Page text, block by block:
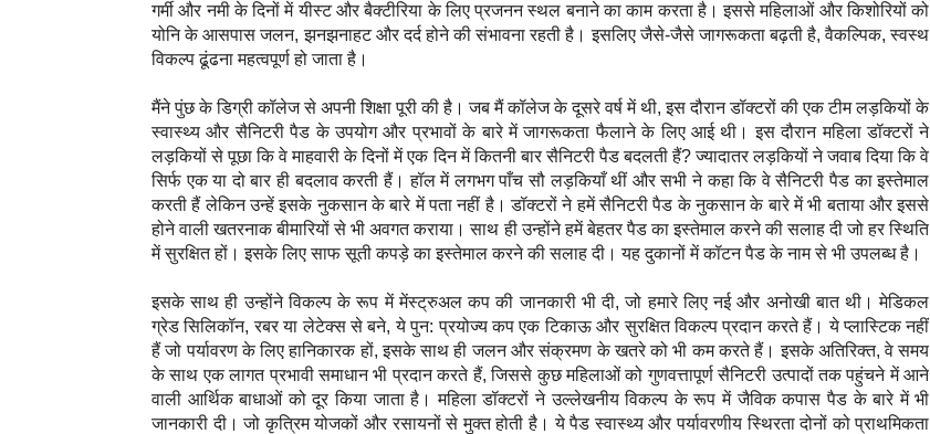
गर्मी और नमी के दिनों में यीस्ट और बैक्टीरिया के लिए प्रजनन स्थल बनाने का काम करता है। इससे महिलाओं और किशोरियों को
योनि के आसपास जलन, झनझनाहट और दर्द होने की संभावना रहती है। इसलिए जैसे-जैसे जागरूकता बढ़ती है, वैकल्पिक, स्वस्थ
विकल्प ढूंढना महत्वपूर्ण हो जाता है।
मैंने पुंछ के डिग्री कॉलेज से अपनी शिक्षा पूरी की है। जब मैं कॉलेज के दूसरे वर्ष में थी, इस दौरान डॉक्टरों की एक टीम लड़कियों के
स्वास्थ्य और सैनिटरी पैड के उपयोग और प्रभावों के बारे में जागरूकता फैलाने के लिए आई थी। इस दौरान महिला डॉक्टरों ने
लड़कियों से पूछा कि वे माहवारी के दिनों में एक दिन में कितनी बार सैनिटरी पैड बदलती हैं? ज्यादातर लड़कियों ने जवाब दिया कि वे
सिर्फ एक या दो बार ही बदलाव करती हैं। हॉल में लगभग पाँच सौ लड़कियाँ थीं और सभी ने कहा कि वे सैनिटरी पैड का इस्तेमाल
करती हैं लेकिन उन्हें इसके नुकसान के बारे में पता नहीं है। डॉक्टरों ने हमें सैनिटरी पैड के नुकसान के बारे में भी बताया और इससे
होने वाली खतरनाक बीमारियों से भी अवगत कराया। साथ ही उन्होंने हमें बेहतर पैड का इस्तेमाल करने की सलाह दी जो हर स्थिति
में सुरक्षित हों। इसके लिए साफ सूती कपड़े का इस्तेमाल करने की सलाह दी। यह दुकानों में कॉटन पैड के नाम से भी उपलब्ध है।
इसके साथ ही उन्होंने विकल्प के रूप में मेंस्ट्रुअल कप की जानकारी भी दी, जो हमारे लिए नई और अनोखी बात थी। मेडिकल
ग्रेड सिलिकॉन, रबर या लेटेक्स से बने, ये पुन: प्रयोज्य कप एक टिकाऊ और सुरक्षित विकल्प प्रदान करते हैं। ये प्लास्टिक नहीं
हैं जो पर्यावरण के लिए हानिकारक हों, इसके साथ ही जलन और संक्रमण के खतरे को भी कम करते हैं। इसके अतिरिक्त, वे समय
के साथ एक लागत प्रभावी समाधान भी प्रदान करते हैं, जिससे कुछ महिलाओं को गुणवत्तापूर्ण सैनिटरी उत्पादों तक पहुंचने में आने
वाली आर्थिक बाधाओं को दूर किया जाता है। महिला डॉक्टरों ने उल्लेखनीय विकल्प के रूप में जैविक कपास पैड के बारे में भी
जानकारी दी। जो कृत्रिम योजकों और रसायनों से मुक्त होती है। ये पैड स्वास्थ्य और पर्यावरणीय स्थिरता दोनों को प्राथमिकता